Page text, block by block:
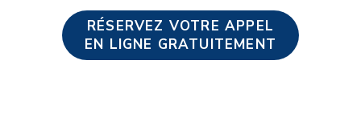
RÉSERVEZ VOTRE APPEL
EN LIGNE GRATUITEMENT